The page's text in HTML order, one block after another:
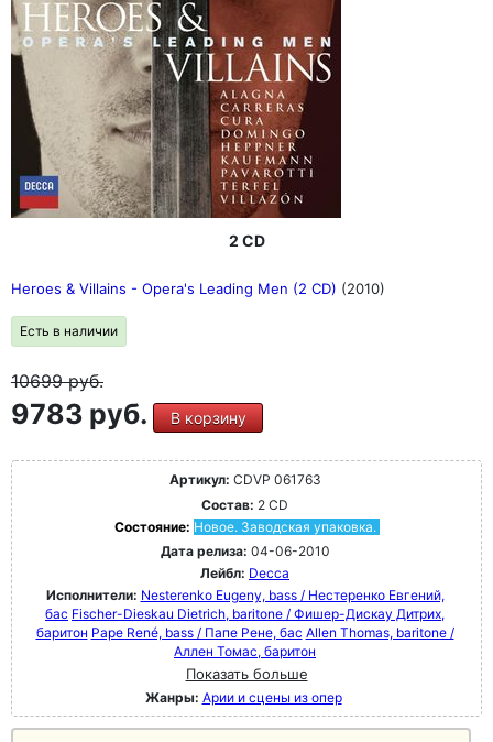
2 CD
Heroes & Villains - Opera's Leading Men (2 CD) (2010)
Есть в наличии
10699руб.
9783 руб. В корзину
Артикул: CDVP 061763
Состав: 2 CD
Состояние: Новое. Заводская упаковка.
Дата релиза: 04-06-2010
Лейбл: Decca
Исполнители: Nesterenko Eugeny, bass / Нестеренко Евгений,
бас Fischer-Dieskau Dietrich, baritone / Фишер-Дискау Дитрих,
баритон Pape René, bass / Папе Рене, бас Allen Thomas, baritone /
Аллен Томас, баритон
Показать больше
Жанры: Арии и сцены из опер